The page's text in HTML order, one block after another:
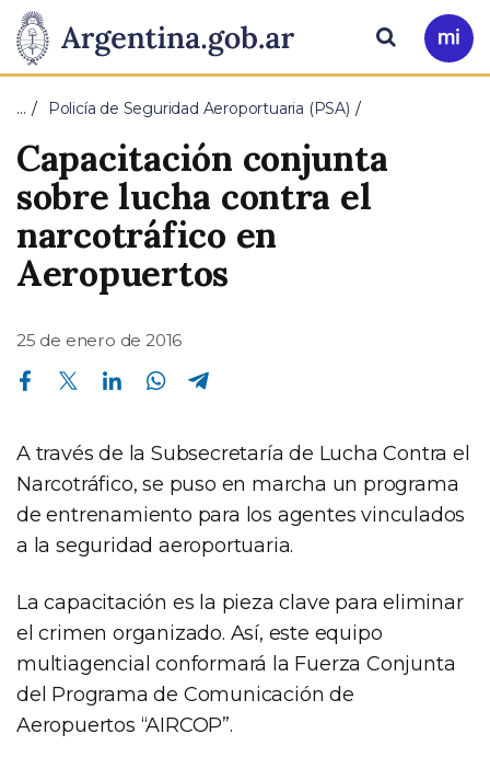
Presidencia
de
la
Nación
Pasar al contenido principal
Ir
a
Buscar
… Policía de Seguridad Aeroportuaria (PSA)
Capacitación conjunta
sobre lucha contra el
narcotráfico en
Aeropuertos
25 de enero de 2016
Compartir en Facebook Compartir en Twitter Compartir en Linkedin Compartir en Whatsapp
A través de la Subsecretaría de Lucha Contra el
Narcotráfico, se puso en marcha un programa
de entrenamiento para los agentes vinculados
a la seguridad aeroportuaria.
La capacitación es la pieza clave para eliminar
el crimen organizado. Así, este equipo
multiagencial conformará la Fuerza Conjunta
del Programa de Comunicación de
Aeropuertos “AIRCOP”.